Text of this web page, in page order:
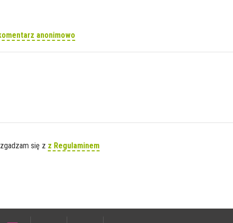
anonimowo
się z z Regulaminem